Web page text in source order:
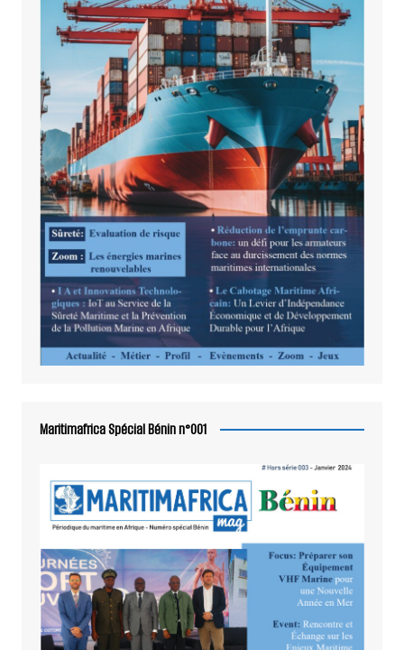
Maritimafrica Spécial Bénin n°001